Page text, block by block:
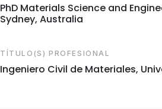
PhD Materials Science and
Sydney, Australia
TÍTULO(S) PROFESIONAL
Ingeniero Civil de Materiales,